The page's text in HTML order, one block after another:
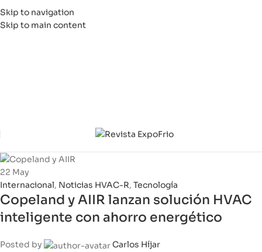
Skip to navigation
Skip to main content
22 May
Internacional, Noticias HVAC-R, Tecnología
Copeland y AIIR lanzan solución HVAC
inteligente con ahorro energético
Posted by
Carlos Híjar